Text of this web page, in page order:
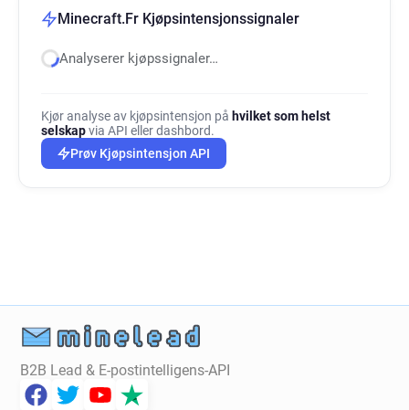
Minecraft.Fr Kjøpsintensjonssignaler
Analyserer kjøpssignaler…
Kjør analyse av kjøpsintensjon på hvilket som helst
selskapvia API eller dashbord.
Prøv Kjøpsintensjon API
B2B Lead & E-postintelligens-API